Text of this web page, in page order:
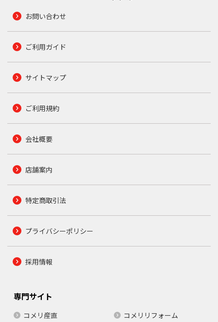
お問い合わせ
ご利用ガイド
サイトマップ
ご利用規約
会社概要
店舗案内
特定商取引法
プライバシーポリシー
採用情報
専門サイト
コメリ産直 コメリリフォーム